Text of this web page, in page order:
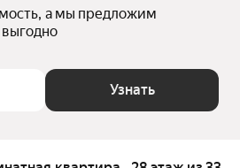
а мы предложим
Узнать